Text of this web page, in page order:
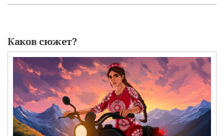
Каков сюжет?